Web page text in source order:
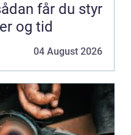
får du styr
og tid
04 August 2026